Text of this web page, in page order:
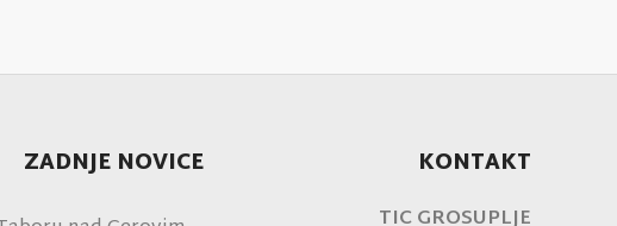
ZADNJE NOVICE KONTAKT
TIC GROSUPLJE